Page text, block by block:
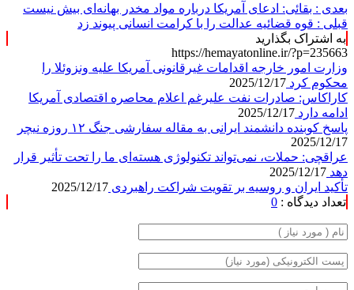
بعدی : بقائی: ادعای آمریکا درباره مواد مخدر بهانه‌ای بیش نیست
قبلی : قوه قضائیه عدالت را با کرامت انسانی پیوند زد
به اشتراک بگذارید
https://hemayatonline.ir/?p=235663
وزارت امور خارجه اقدامات غیرقانونی آمریکا علیه ونزوئلا را
محکوم کرد 2025/12/17
کاراکاس: صادرات نفت علیرغم اعلام محاصره اقتصادی آمریکا
ادامه دارد 2025/12/17
پاسخ کوبنده دانشمند ایرانی به مقاله سفارشی جنگ ۱۲ روزه نیچر
2025/12/17
عراقچی: حملات، نمی‌تواند تکنولوژی هسته‌ای ما را تحت تأثیر قرار
دهد 2025/12/17
تأکید ایران و روسیه بر تقویت شراکت راهبردی 2025/12/17
تعداد دیدگاه : 0